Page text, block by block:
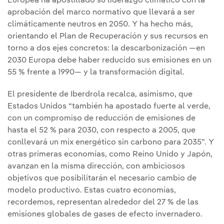
aprobación del marco normativo que llevará a ser
climáticamente neutros en 2050. Y ha hecho más,
orientando el Plan de Recuperación y sus recursos en
torno a dos ejes concretos: la descarbonización —en
2030 Europa debe haber reducido sus emisiones en un
55 % frente a 1990— y la transformación digital.
El presidente de Iberdrola recalca, asimismo, que
Estados Unidos “también ha apostado fuerte al verde,
con un compromiso de reducción de emisiones de
hasta el 52 % para 2030, con respecto a 2005, que
conllevará un mix energético sin carbono para 2035”. Y
otras primeras economías, como Reino Unido y Japón,
avanzan en la misma dirección, con ambiciosos
objetivos que posibilitarán el necesario cambio de
modelo productivo. Estas cuatro economías,
recordemos, representan alrededor del 27 % de las
emisiones globales de gases de efecto invernadero.